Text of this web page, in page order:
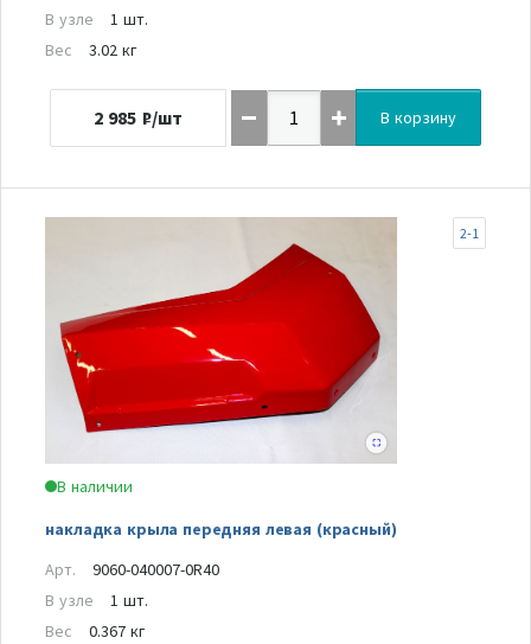
В узле
1 шт.
Вес
3.02 кг
2 985 ₽/шт В корзину
В наличии
накладка крыла передняя левая (красный)
2-1
Арт.
9060-040007-0R40
В узле
1 шт.
Вес
0.367 кг